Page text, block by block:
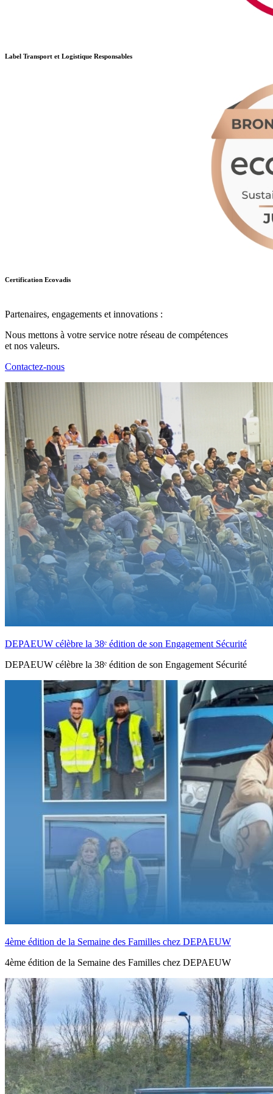
Label Transport et Logistique Responsables
Certification Ecovadis
Partenaires, engagements et innovations :
Nous mettons à votre service notre réseau de compétences
et nos valeurs.
Contactez-nous
DEPAEUW célèbre la 38ᵉ édition de son Engagement Sécurité
DEPAEUW célèbre la 38ᵉ édition de son Engagement Sécurité
4ème édition de la Semaine des Familles chez DEPAEUW
4ème édition de la Semaine des Familles chez DEPAEUW